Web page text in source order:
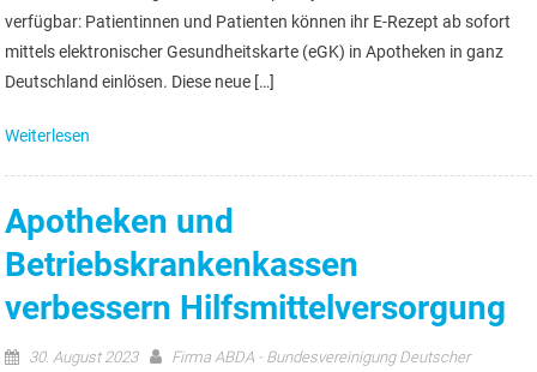
verfügbar: Patientinnen und Patienten können ihr E-Rezept ab sofort
mittels elektronischer Gesundheitskarte (eGK) in Apotheken in ganz
Deutschland einlösen. Diese neue […]
Weiterlesen
Apotheken und
Betriebskrankenkassen
verbessern Hilfsmittelversorgung
30. August 2023
Firma ABDA - Bundesvereinigung Deutscher